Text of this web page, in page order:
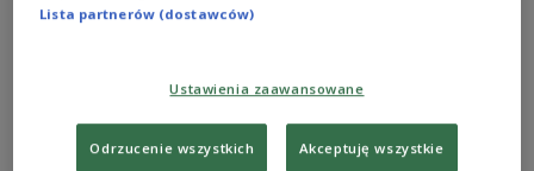
Janusz Wąsowski, trener Yareda Shegumo (AZS AWF
maratońskim, wypowiada się o zawodniku w samych
Zobacz więcej na temat:Lekkoatletyka
Lista partnerów (dostawców)
Ustawienia zaawansowane
Odrzucenie wszystkich Akceptuję wszystkie